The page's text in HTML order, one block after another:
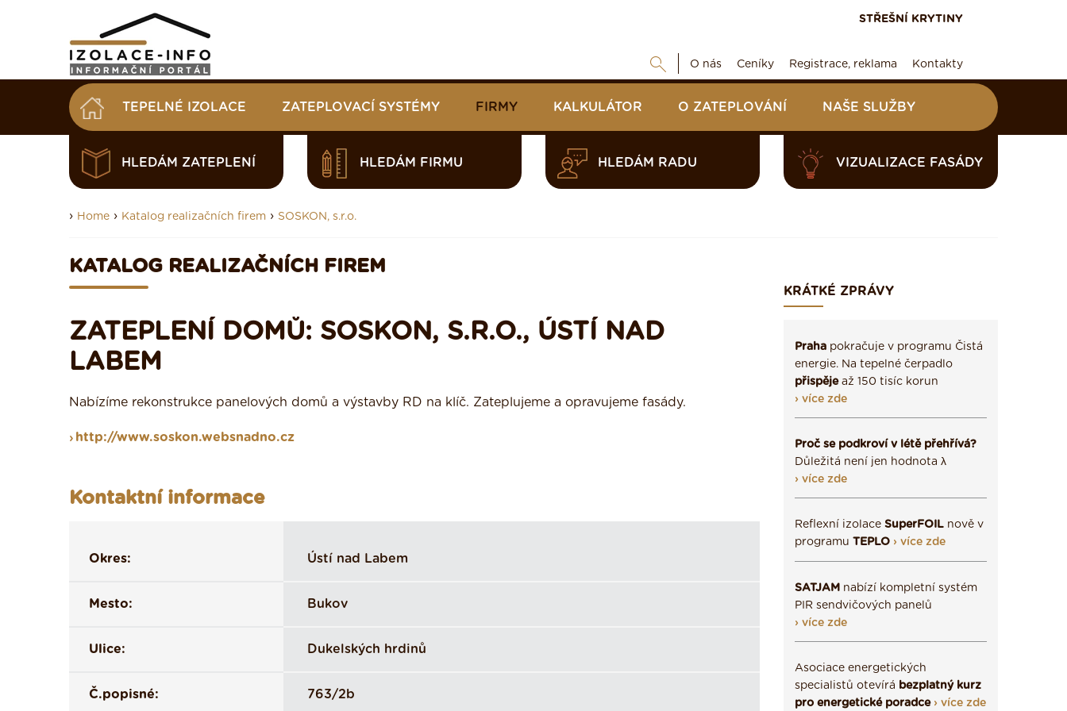
STŘEŠNÍ KRYTINY
O nás Ceníky Registrace, reklama Kontakty
TEPELNÉ IZOLACE ZATEPLOVACÍ SYSTÉMY FIRMY KALKULÁTOR O ZATEPLOVÁNÍ NAŠE SLUŽBY
HLEDÁM ZATEPLENÍ HLEDÁM FIRMU HLEDÁM RADU VIZUALIZACE FASÁDY
› Home › Katalog realizačních firem › SOSKON, s.r.o.
KATALOG REALIZAČNÍCH FIREM
ZATEPLENÍ DOMŮ: SOSKON, S.R.O., ÚSTÍ NAD
LABEM
Nabízíme rekonstrukce panelových domů a výstavby RD na klíč. Zateplujeme a opravujeme fasády.
http://www.soskon.websnadno.cz
Kontaktní informace
Okres: Ústí nad Labem
Mesto: Bukov
Ulice: Dukelských hrdinů
Č.popisné: 763/2b
KRÁTKÉ ZPRÁVY
Praha pokračuje v programu Čistá
energie. Na tepelné čerpadlo
přispějeaž 150 tisíc korun
› více zde
Proč se podkroví v létě přehřívá?
Důležitá není jen hodnota λ
› více zde
Reflexní izolace SuperFOIL nově v
programu TEPLO › více zde
SATJAM nabízí kompletní systém
PIR sendvičových panelů
› více zde
Asociace energetických
specialistů otevírá bezplatný kurz
pro energetické poradce › více zde